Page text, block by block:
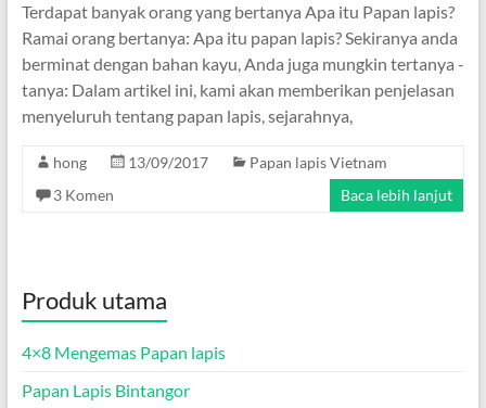
Terdapat banyak orang yang bertanya Apa itu Papan lapis?
Ramai orang bertanya: Apa itu papan lapis? Sekiranya anda
berminat dengan bahan kayu, Anda juga mungkin tertanya -
tanya: Dalam artikel ini, kami akan memberikan penjelasan
menyeluruh tentang papan lapis, sejarahnya,
hong 13/09/2017
Papan lapis Vietnam
3 Komen
Baca lebih lanjut
Produk utama
4×8 Mengemas Papan lapis
Papan Lapis Bintangor